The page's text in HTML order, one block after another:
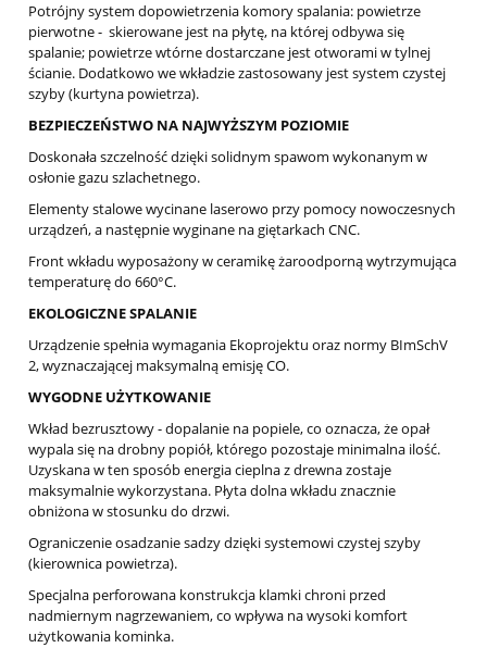
Potrójny system dopowietrzenia komory spalania: powietrze
pierwotne - skierowane jest na płytę, na której odbywa się
spalanie; powietrze wtórne dostarczane jest otworami w tylnej
ścianie. Dodatkowo we wkładzie zastosowany jest system czystej
szyby (kurtyna powietrza).
BEZPIECZEŃSTWO NA NAJWYŻSZYM POZIOMIE
Doskonała szczelność dzięki solidnym spawom wykonanym w
osłonie gazu szlachetnego.
Elementy stalowe wycinane laserowo przy pomocy nowoczesnych
urządzeń, a następnie wyginane na giętarkach CNC.
Front wkładu wyposażony w ceramikę żaroodporną wytrzymująca
temperaturę do 660°C.
EKOLOGICZNE SPALANIE
Urządzenie spełnia wymagania Ekoprojektu oraz normy BImSchV
2, wyznaczającej maksymalną emisję CO.
WYGODNE UŻYTKOWANIE
Wkład bezrusztowy - dopalanie na popiele, co oznacza, że opał
wypala się na drobny popiół, którego pozostaje minimalna ilość.
Uzyskana w ten sposób energia cieplna z drewna zostaje
maksymalnie wykorzystana. Płyta dolna wkładu znacznie
obniżona w stosunku do drzwi.
Ograniczenie osadzanie sadzy dzięki systemowi czystej szyby
(kierownica powietrza).
Specjalna perforowana konstrukcja klamki chroni przed
nadmiernym nagrzewaniem, co wpływa na wysoki komfort
użytkowania kominka.